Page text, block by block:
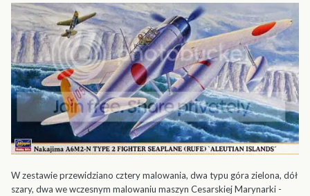
W zestawie przewidziano cztery malowania, dwa typu góra zielona, dół
szary, dwa we wczesnym malowaniu maszyn Cesarskiej Marynarki -